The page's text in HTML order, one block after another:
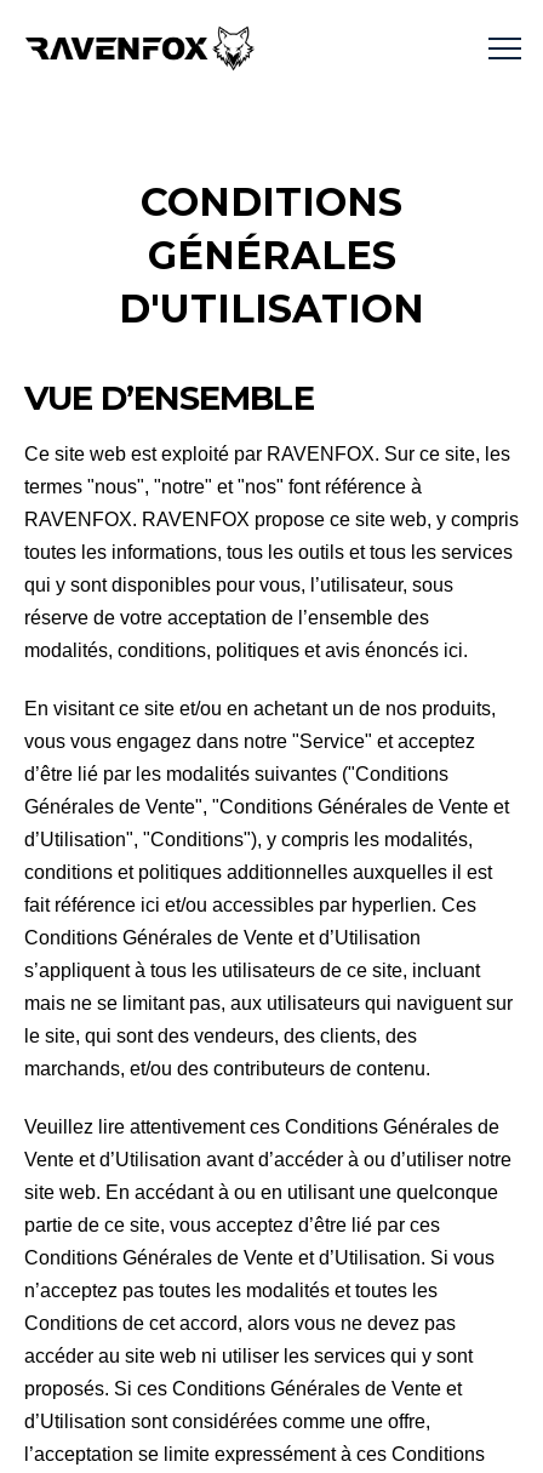
CONDITIONS
GÉNÉRALES
D'UTILISATION
VUE D’ENSEMBLE
Ce site web est exploité par RAVENFOX. Sur ce site, les
termes "nous", "notre" et "nos" font référence à
RAVENFOX. RAVENFOX propose ce site web, y compris
toutes les informations, tous les outils et tous les services
qui y sont disponibles pour vous, l’utilisateur, sous
réserve de votre acceptation de l’ensemble des
modalités, conditions, politiques et avis énoncés ici.
En visitant ce site et/ou en achetant un de nos produits,
vous vous engagez dans notre "Service" et acceptez
d’être lié par les modalités suivantes ("Conditions
Générales de Vente", "Conditions Générales de Vente et
d’Utilisation", "Conditions"), y compris les modalités,
conditions et politiques additionnelles auxquelles il est
fait référence ici et/ou accessibles par hyperlien. Ces
Conditions Générales de Vente et d’Utilisation
s’appliquent à tous les utilisateurs de ce site, incluant
mais ne se limitant pas, aux utilisateurs qui naviguent sur
le site, qui sont des vendeurs, des clients, des
marchands, et/ou des contributeurs de contenu.
Veuillez lire attentivement ces Conditions Générales de
Vente et d’Utilisation avant d’accéder à ou d’utiliser notre
site web. En accédant à ou en utilisant une quelconque
partie de ce site, vous acceptez d’être lié par ces
Conditions Générales de Vente et d’Utilisation. Si vous
n’acceptez pas toutes les modalités et toutes les
Conditions de cet accord, alors vous ne devez pas
accéder au site web ni utiliser les services qui y sont
proposés. Si ces Conditions Générales de Vente et
d’Utilisation sont considérées comme une offre,
l’acceptation se limite expressément à ces Conditions